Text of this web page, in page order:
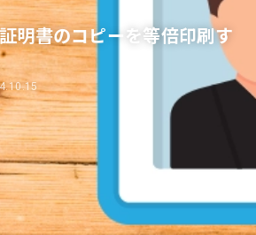
明書のコピーを等倍印刷す